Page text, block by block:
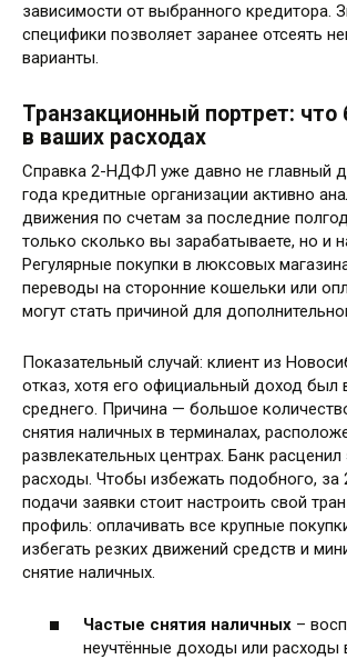
зависимости от выбранного кредитора.
специфики позволяет заранее отсеять
варианты.
Транзакционный портрет: что
в ваших расходах
Справка 2-НДФЛ уже давно не главный
года кредитные организации активно
движения по счетам за последние
только сколько вы зарабатываете, но и
Регулярные покупки в люксовых
переводы на сторонние кошельки или
могут стать причиной для
Показательный случай: клиент из
отказ, хотя его официальный доход был
среднего. Причина — большое
снятия наличных в терминалах,
развлекательных центрах. Банк
расходы. Чтобы избежать подобного, за
подачи заявки стоит настроить свой
профиль: оплачивать все крупные
избегать резких движений средств и
снятие наличных.
Частые снятия наличных –
неучтённые доходы или расходы